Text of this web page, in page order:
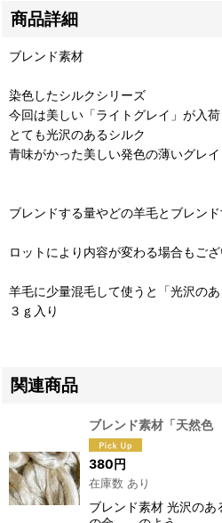
商品詳細
ブレンド素材
染色したシルクシリーズ
今回は美しい「ライトグレイ」が入荷
とても光沢のあるシルク
青味がかった美しい発色の薄いグレイ
ブレンドする量やどの羊毛とブレン
ロットにより内容が変わる場合もござ
羊毛に少量混毛して使うと「光沢の
３ｇ入り
関連商品
ブレンド素材「天然色
380円
在庫数 あり
ブレンド素材 光沢の